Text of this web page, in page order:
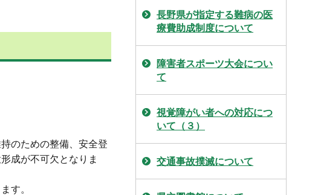
のための整備、安全登
成が不可欠となりま
す。
長野県が指定する難病の医
療費助成制度について
障害者スポーツ大会につい
て
視覚障がい者への対応につ
いて（３）
交通事故撲滅について